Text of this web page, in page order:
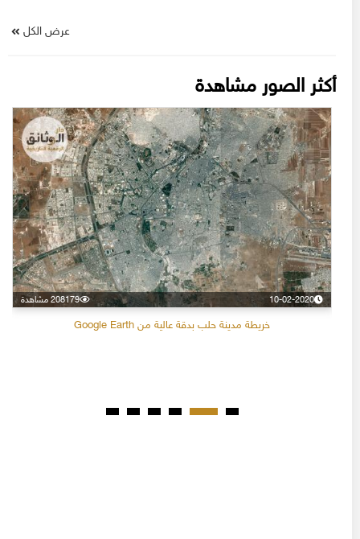
عرض الكل
أكثر الصور مشاهدة
10-02-2020 208179 مشاهدة
خريطة مدينة حلب بدقة عالية من Google Earth